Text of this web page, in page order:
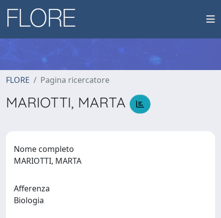
FLORE Pagina ricercatore
MARIOTTI, MARTA
Nome completo
MARIOTTI, MARTA
Afferenza
Biologia